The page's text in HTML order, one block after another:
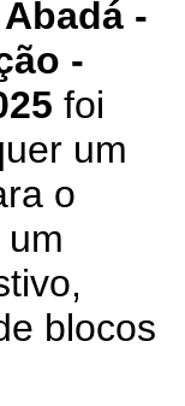
-
-
foi
um
o
blocos